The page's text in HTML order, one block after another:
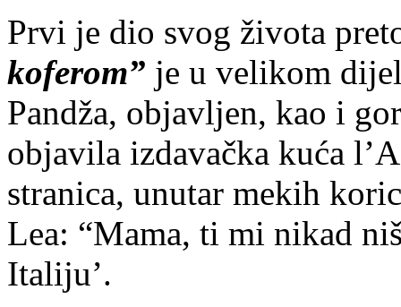
Prvi je dio svog života
koferom” je u velikom
Pandža, objavljen, kao i
objavila izdavačka kuća
stranica, unutar mekih
Lea: “Mama, ti mi nikad
Italiju’.